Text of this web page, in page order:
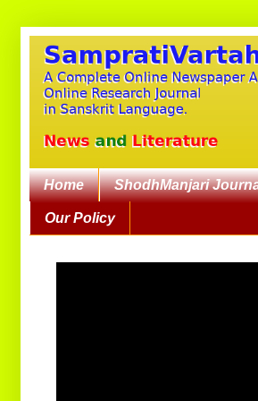
Home ShodhManjari
Our Policy